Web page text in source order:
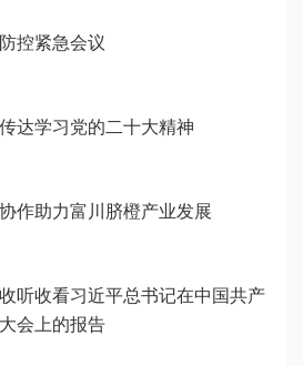
控紧急会议
达学习党的二十大精神
作助力富川脐橙产业发展
听收看习近平总书记在中国共产
会上的报告